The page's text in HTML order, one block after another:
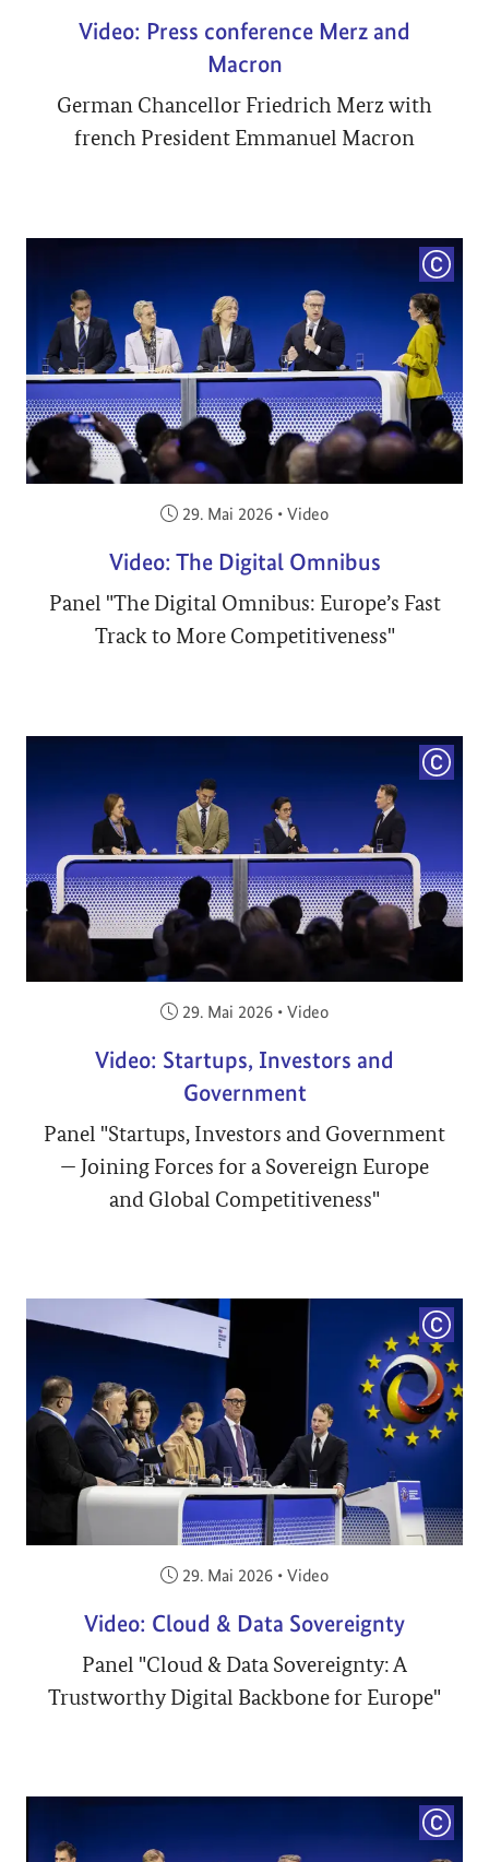
Video: Press conference Merz and
Macron
German Chancellor Friedrich Merz with
french President Emmanuel Macron
Veröffentlicht am:
29. Mai 2026 • Video
Video: The Digital Omnibus
Panel "The Digital Omnibus: Europe’s Fast
Track to More Competitiveness"
Veröffentlicht am:
29. Mai 2026 • Video
Video: Startups, Investors and
Government
Panel "Startups, Investors and Government
— Joining Forces for a Sovereign Europe
and Global Competitiveness"
Veröffentlicht am:
29. Mai 2026 • Video
Video: Cloud & Data Sovereignty
Panel "Cloud & Data Sovereignty: A
Trustworthy Digital Backbone for Europe"